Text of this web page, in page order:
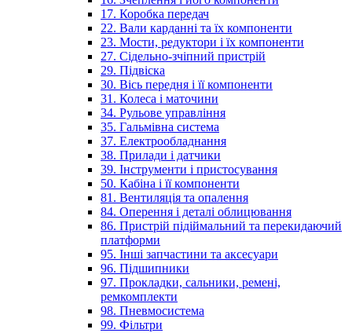
17. Коробка передач
22. Вали карданні та їх компоненти
23. Мости, редуктори і їх компоненти
27. Сідельно-зчіпний пристрій
29. Підвіска
30. Вісь передня і її компоненти
31. Колеса і маточини
34. Рульове управління
35. Гальмівна система
37. Електрообладнання
38. Прилади і датчики
39. Інструменти і пристосування
50. Кабіна і її компоненти
81. Вентиляція та опалення
84. Оперення і деталі облицювання
86. Пристрій підіймальний та перекидаючий
платформи
95. Інші запчастини та аксесуари
96. Підшипники
97. Прокладки, сальники, ремені,
ремкомплекти
98. Пневмосистема
99. Фільтри